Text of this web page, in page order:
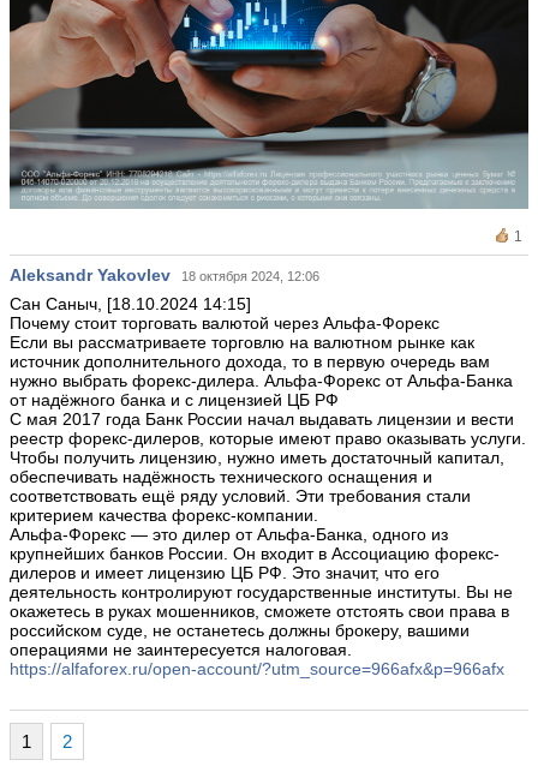
1
Aleksandr Yakovlev 18 октября 2024, 12:06
Сан Саныч, [18.10.2024 14:15]
Почему стоит торговать валютой через Альфа-Форекс
Если вы рассматриваете торговлю на валютном рынке как
источник дополнительного дохода, то в первую очередь вам
нужно выбрать форекс-дилера. Альфа-Форекс от Альфа-Банка
от надёжного банка и с лицензией ЦБ РФ
С мая 2017 года Банк России начал выдавать лицензии и вести
реестр форекс-дилеров, которые имеют право оказывать услуги.
Чтобы получить лицензию, нужно иметь достаточный капитал,
обеспечивать надёжность технического оснащения и
соответствовать ещё ряду условий. Эти требования стали
критерием качества форекс-компании.
Альфа-Форекс — это дилер от Альфа-Банка, одного из
крупнейших банков России. Он входит в Ассоциацию форекс-
дилеров и имеет лицензию ЦБ РФ. Это значит, что его
деятельность контролируют государственные институты. Вы не
окажетесь в руках мошенников, сможете отстоять свои права в
российском суде, не останетесь должны брокеру, вашими
операциями не заинтересуется налоговая.
https://alfaforex.ru/open-account/?utm_source=966afx&p=966afx
1 2